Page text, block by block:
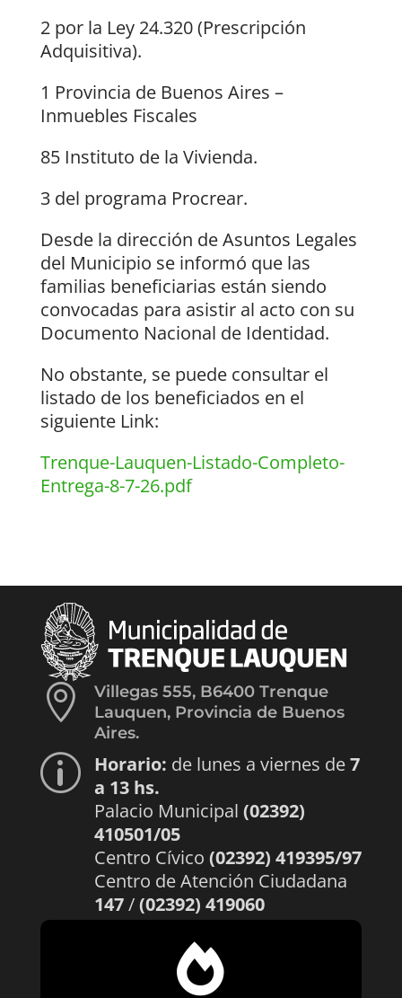
2 por la Ley 24.320 (Prescripción
Adquisitiva).
1 Provincia de Buenos Aires –
Inmuebles Fiscales
85 Instituto de la Vivienda.
3 del programa Procrear.
Desde la dirección de Asuntos Legales
del Municipio se informó que las
familias beneficiarias están siendo
convocadas para asistir al acto con su
Documento Nacional de Identidad.
No obstante, se puede consultar el
listado de los beneficiados en el
siguiente Link:
Trenque-Lauquen-Listado-Completo-
Entrega-8-7-26.pdf

Villegas 555, B6400 Trenque
Lauquen, Provincia de Buenos
Aires.
p Horario: de lunes a viernes de7
a 13 hs.
Palacio Municipal (02392)
410501/05
Centro Cívico (02392) 419395/97
Centro de Atención Ciudadana
147/(02392) 419060
